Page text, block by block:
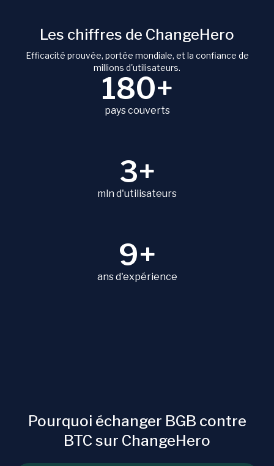
Les chiffres de ChangeHero
Efficacité prouvée, portée mondiale, et la confiance de
millions d'utilisateurs.
180+
pays couverts
3+
mln d'utilisateurs
9+
ans d'expérience
Pourquoi échanger BGB contre
BTC sur ChangeHero